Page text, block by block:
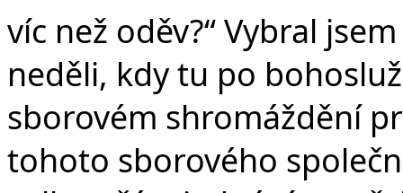
víc než oděv?“ Vybral
neděli, kdy tu po
sborovém shromáždění
tohoto sborového